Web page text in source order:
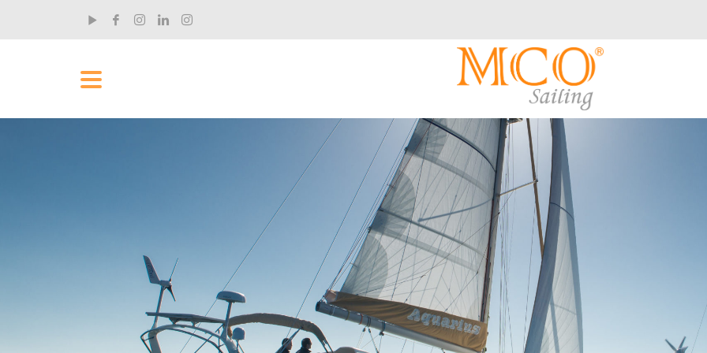
RECENT POSTS
„Ich hab rund um die Uhr an dem Film gearbeitet“
Der Einhandsegler und Filmemacher Claus Aktopra...
Tim Hahn ist Musiker und kam eher zufällig zum ...
Was man als Yachtmaster fürs Leben lernt
Stephan Hofmann ist seit kurzem RYA Yachtmaster...
Was Segeln mit Demut zu tun hat
Stephan Hofmann ist seit kurzem RYA Yachtmaster...
Wie aus einer Landratte ein Yachtmaster wird
Stephan Hofmann ist seit kurzem RYA Yachtmaster...